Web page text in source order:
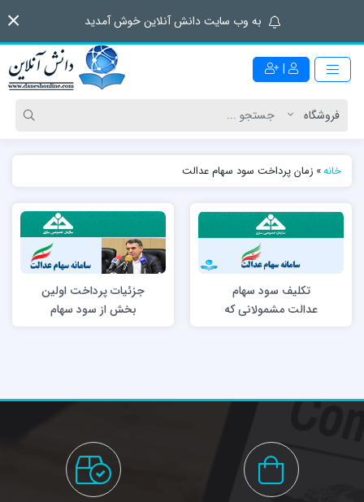
به وب سایت دانش آنلاین خوش آمدید
|
خانه» زمان پرداخت سود سهام عدالت
تکلیف سود سهام
عدالت مشمولانی که
پس از ارائه شماره شبا
جزئیات پرداخت اولین
بخش از سود سهام
عدالت